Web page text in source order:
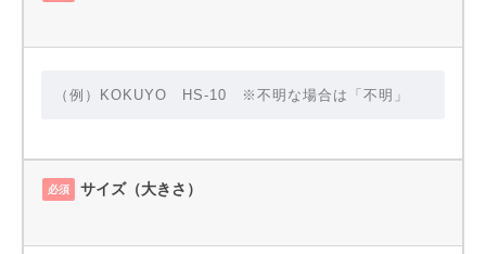
必須 サイズ（大きさ）